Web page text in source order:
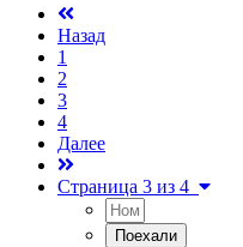
Назад
1
2
3
4
Далее
Страница 3 из 4